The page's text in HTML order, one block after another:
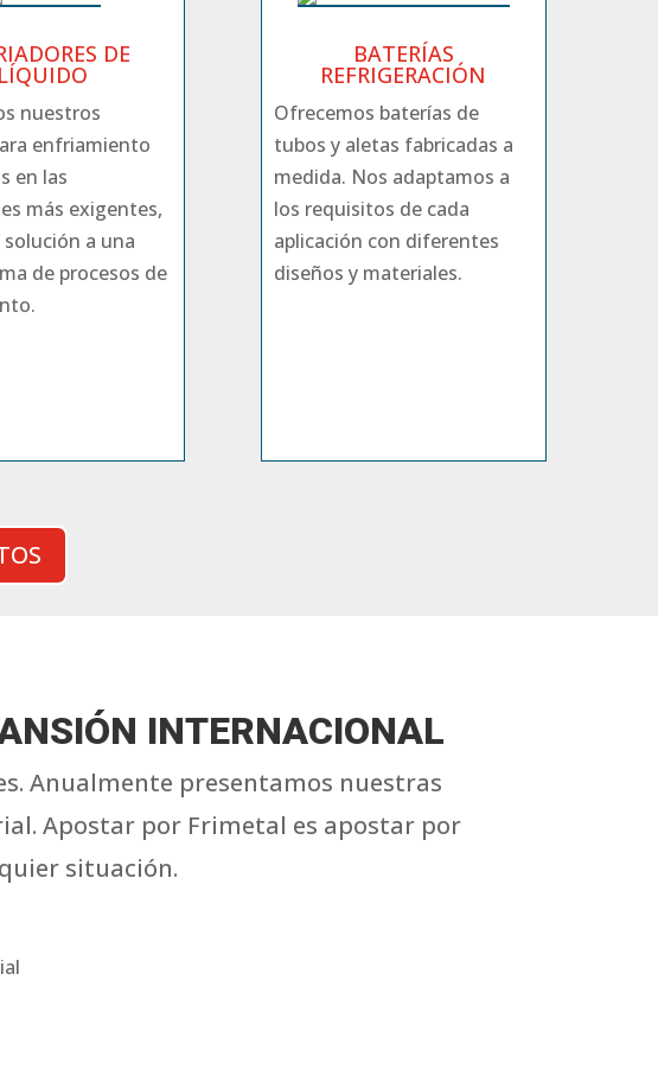
DE
LÍQUIDO
nuestros
enfriamiento
en las
más exigentes,
a una
de procesos de
BATERÍAS
REFRIGERACIÓN
Ofrecemos baterías de
tubos y aletas fabricadas a
medida. Nos adaptamos a
los requisitos de cada
aplicación con diferentes
diseños y materiales.
INTERNACIONAL
Anualmente presentamos nuestras
Apostar por Frimetal es apostar por
situación.